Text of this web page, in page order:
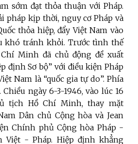
sớm đạt thỏa thuận với Pháp.
pháp kịp thời, nguy cơ Pháp và
thỏa hiệp, đẩy Việt Nam vào
khó tránh khỏi. Trước tình thế
Minh đã chủ động đề xuất
định Sơ bộ” với điều kiện Pháp
Nam là “quốc gia tự do”. Phía
ngày 6-3-1946, vào lúc 16
tịch Hồ Chí Minh, thay mặt
Dân chủ Cộng hòa và Jean
Chính phủ Cộng hòa Pháp -
Việt - Pháp. Hiệp định khẳng